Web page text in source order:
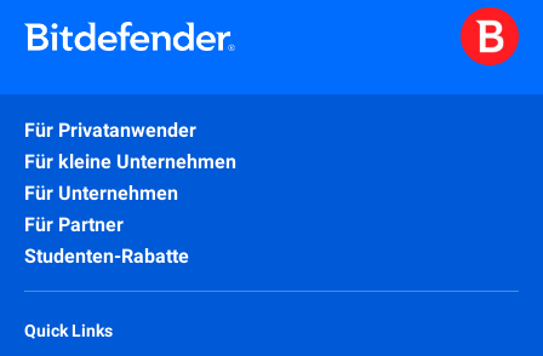
Für Privatanwender
Für kleine Unternehmen
Für Unternehmen
Für Partner
Studenten-Rabatte
Quick Links